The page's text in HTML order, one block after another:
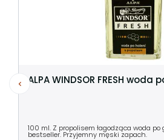
ALPA WINDSOR FRESH
100 ml. Z propolisem łagodząca woda po
bestseller. Przyjemny męski zapach.